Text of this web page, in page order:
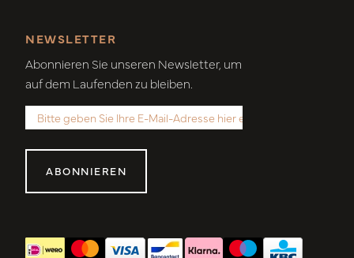
NEWSLETTER
Abonnieren Sie unseren Newsletter, um
auf dem Laufenden zu bleiben.
ABONNIEREN